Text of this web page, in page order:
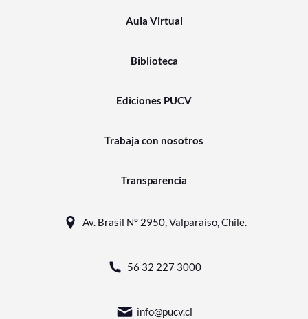
Aula Virtual
Biblioteca
Ediciones PUCV
Trabaja con nosotros
Transparencia
Av. Brasil N° 2950, Valparaíso, Chile.
56 32 227 3000
info@pucv.cl